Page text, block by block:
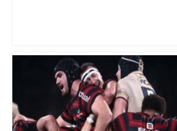
Ligue 1 : Lens débute l’année par un
carton à Toulouse et s’offre le titre de
champion d’automne – Foot Mercato